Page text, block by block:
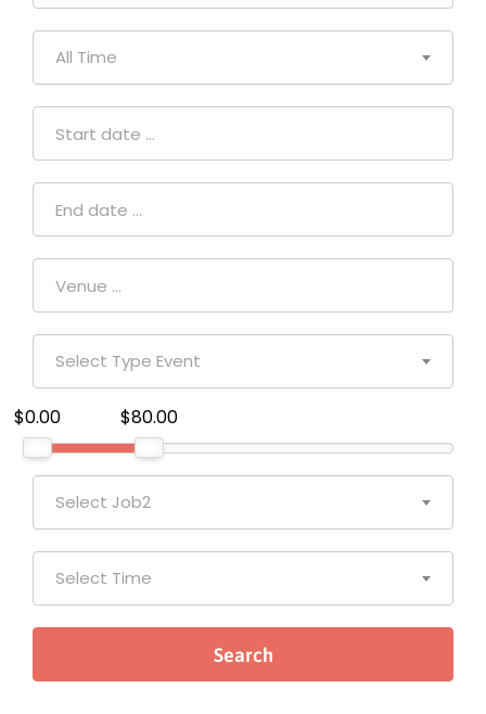
All Time
Select Type Event
$0.00 $80.00
Select Job2
Select Time